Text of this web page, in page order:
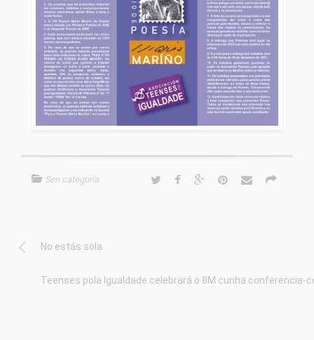
Sen categoría
No estás sola
Teenses pola Igualdade celebrará o 8M cunha